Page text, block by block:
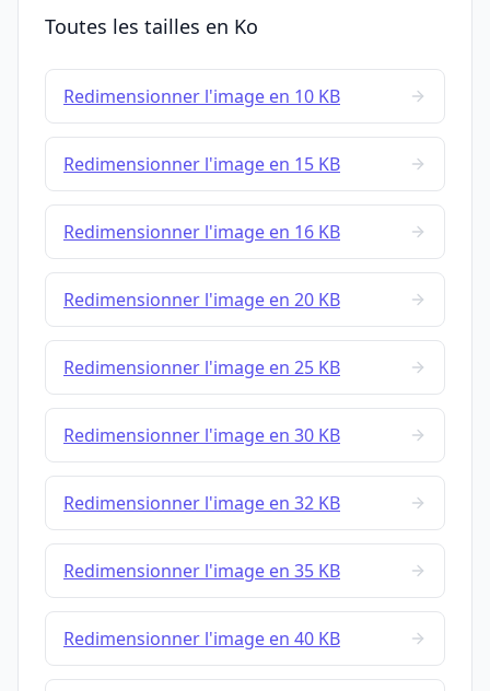
Toutes les tailles en Ko
Redimensionner l'image en 10 KB
Redimensionner l'image en 15 KB
Redimensionner l'image en 16 KB
Redimensionner l'image en 20 KB
Redimensionner l'image en 25 KB
Redimensionner l'image en 30 KB
Redimensionner l'image en 32 KB
Redimensionner l'image en 35 KB
Redimensionner l'image en 40 KB